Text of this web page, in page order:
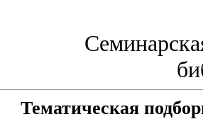
Тематическая